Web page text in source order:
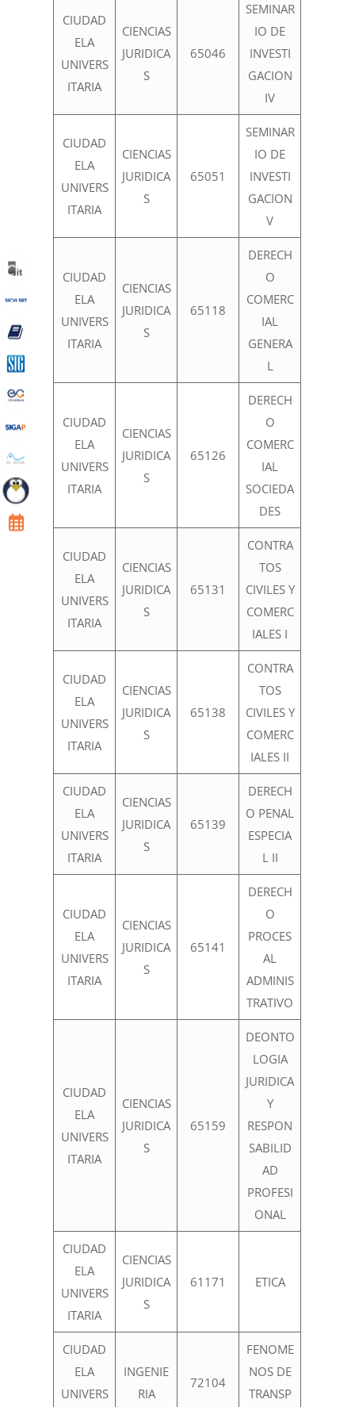
CIUDAD
ELA
UNIVERS
ITARIA
CIENCIAS
JURIDICA
S
65046
SEMINAR
IO DE
INVESTI
GACION
IV
CIUDAD
ELA
UNIVERS
ITARIA
CIENCIAS
JURIDICA
S
65051
SEMINAR
IO DE
INVESTI
GACION
V
CIUDAD
ELA
UNIVERS
ITARIA
CIENCIAS
JURIDICA
S
65118
DERECH
O
COMERC
IAL
GENERA
L
CIUDAD
ELA
UNIVERS
ITARIA
CIENCIAS
JURIDICA
S
65126
DERECH
O
COMERC
IAL
SOCIEDA
DES
CIUDAD
ELA
UNIVERS
ITARIA
CIENCIAS
JURIDICA
S
65131
CONTRA
TOS
CIVILES Y
COMERC
IALES I
CIUDAD
ELA
UNIVERS
ITARIA
CIENCIAS
JURIDICA
S
65138
CONTRA
TOS
CIVILES Y
COMERC
IALES II
CIUDAD
ELA
UNIVERS
ITARIA
CIENCIAS
JURIDICA
S
65139
DERECH
O PENAL
ESPECIA
L II
CIUDAD
ELA
UNIVERS
ITARIA
CIENCIAS
JURIDICA
S
65141
DERECH
O
PROCES
AL
ADMINIS
TRATIVO
CIUDAD
ELA
UNIVERS
ITARIA
CIENCIAS
JURIDICA
S
65159
DEONTO
LOGIA
JURIDICA
Y
RESPON
SABILID
AD
PROFESI
ONAL
CIUDAD
ELA
UNIVERS
ITARIA
CIENCIAS
JURIDICA
S
61171 ETICA
CIUDAD
ELA
UNIVERS
INGENIE
RIA
72104
FENOME
NOS DE
TRANSP